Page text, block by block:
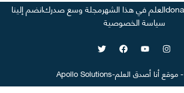
العلم في هذا الشهرمجلة وسع صدركانضم إلينا
سياسة الخصوصية
-موقع أنا أصدق العلم-
Apollo Solutions